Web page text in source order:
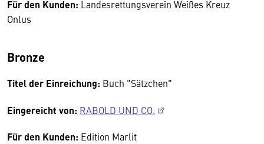
Für den Kunden: Landesrettungsverein Weißes Kreuz
Onlus
Bronze
Titel der Einreichung: Buch "Sätzchen"
Eingereicht von: RABOLD UND CO.
Für den Kunden: Edition Marlit